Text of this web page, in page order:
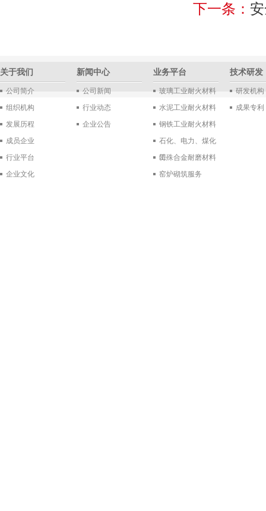
下一条：
关于我们
公司简介
组织机构
发展历程
成员企业
行业平台
企业文化
新闻中心
公司新闻
行业动态
企业公告
业务平台
玻璃工业耐火材料
水泥工业耐火材料
钢铁工业耐火材料
石化、电力、煤化
工
特殊合金耐磨材料
窑炉砌筑服务
技术研发
研发机构
成果专利